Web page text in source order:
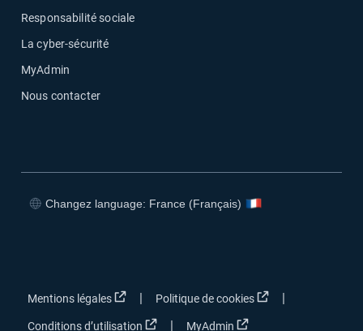
Responsabilité sociale
La cyber-sécurité
MyAdmin
Nous contacter
Changez language: France (Français)
Mentions légales Ouvrir dans une nouvelle fenêtre
Politique de cookies Ouvrir dans une
Conditions d’utilisation Ouvrir dans une nouvelle fenêtre
MyAdmin Ouvrir dans une